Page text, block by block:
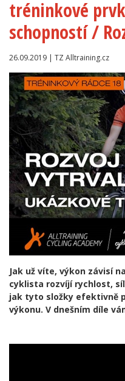
tréninkové
schopností /
26.09.2019 | TZ Alltraining.cz
Jak už víte, výkon závisí
cyklista rozvíjí rychlost,
jak tyto složky efektivně
výkonu. V dnešním díle